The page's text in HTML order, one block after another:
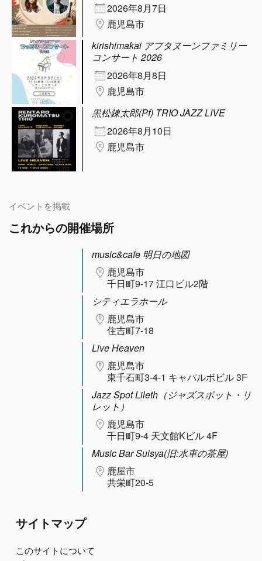
2026年8月7日
鹿児島市
kirishimakai アフタヌーンファミリー
コンサート 2026
2026年8月8日
鹿児島市
黒松錬太郎(Pf) TRIO JAZZ LIVE
2026年8月10日
鹿児島市
イベントを掲載
これからの開催場所
music&cafe 明日の地図
鹿児島市
千日町9-17 江口ビル2階
シティエラホール
鹿児島市
住吉町7-18
Live Heaven
鹿児島市
東千石町3-4-1 キャパルボビル 3F
Jazz Spot Lileth（ジャズスポット・リ
レット）
鹿児島市
千日町9-4 天文館Kビル 4F
Music Bar Suisya(旧:水車の茶屋)
鹿屋市
共栄町20-5
サイトマップ
このサイトについて